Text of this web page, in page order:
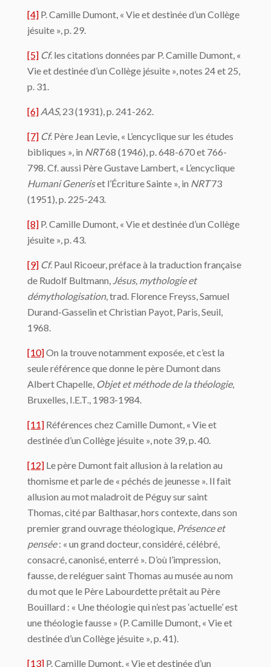
[4] P. Camille Dumont, « Vie et destinée d’un Collège
jésuite », p. 29.
[5] Cf. les citations données par P. Camille Dumont, «
Vie et destinée d’un Collège jésuite », notes 24 et 25,
p. 31.
[6] AAS, 23 (1931), p. 241-262.
[7] Cf. Père Jean Levie, « L’encyclique sur les études
bibliques », in NRT68 (1946), p. 648-670 et 766-
798. Cf. aussi Père Gustave Lambert, « L’encyclique
Humani Generiset l’Écriture Sainte », in NRT73
(1951), p. 225-243.
[8] P. Camille Dumont, « Vie et destinée d’un Collège
jésuite », p. 43.
[9] Cf. Paul Ricoeur, préface à la traduction française
de Rudolf Bultmann, Jésus, mythologie et
démythologisation, trad. Florence Freyss, Samuel
Durand-Gasselin et Christian Payot, Paris, Seuil,
1968.
[10]On la trouve notamment exposée, et c’est la
seule référence que donne le père Dumont dans
Albert Chapelle, Objet et méthode de la théologie,
Bruxelles, I.E.T., 1983-1984.
[11] Références chez Camille Dumont, « Vie et
destinée d’un Collège jésuite », note 39, p. 40.
[12] Le père Dumont fait allusion à la relation au
thomisme et parle de « péchés de jeunesse ». Il fait
allusion au mot maladroit de Péguy sur saint
Thomas, cité par Balthasar, hors contexte, dans son
premier grand ouvrage théologique, Présence et
pensée: « un grand docteur, considéré, célébré,
consacré, canonisé, enterré ». D’où l’impression,
fausse, de reléguer saint Thomas au musée au nom
du mot que le Père Labourdette prêtait au Père
Bouillard : « Une théologie qui n’est pas ‘actuelle’ est
une théologie fausse » (P. Camille Dumont, « Vie et
destinée d’un Collège jésuite », p. 41).
[13] P. Camille Dumont, « Vie et destinée d’un